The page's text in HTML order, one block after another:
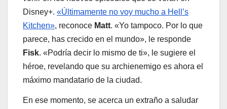
Disney+. «Últimamente no voy mucho a Hell’s
Kitchen», reconoce Matt. «Yo tampoco. Por lo que
parece, has crecido en el mundo», le responde
Fisk. «Podría decir lo mismo de ti», le sugiere el
héroe, revelando que su archienemigo es ahora el
máximo mandatario de la ciudad.
En ese momento, se acerca un extraño a saludar